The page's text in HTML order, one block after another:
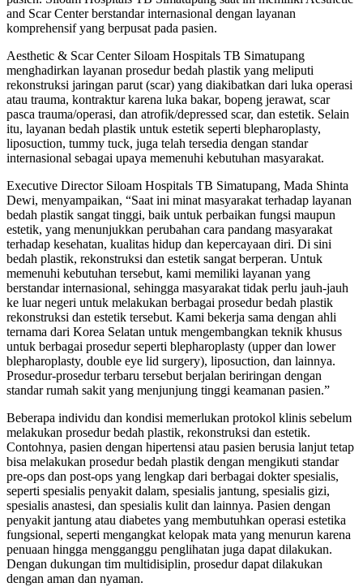
and Scar Center berstandar internasional dengan layanan
komprehensif yang berpusat pada pasien.
Aesthetic & Scar Center Siloam Hospitals TB Simatupang
menghadirkan layanan prosedur bedah plastik yang meliputi
rekonstruksi jaringan parut (scar) yang diakibatkan dari luka operasi
atau trauma, kontraktur karena luka bakar, bopeng jerawat, scar
pasca trauma/operasi, dan atrofik/depressed scar, dan estetik. Selain
itu, layanan bedah plastik untuk estetik seperti blepharoplasty,
liposuction, tummy tuck, juga telah tersedia dengan standar
internasional sebagai upaya memenuhi kebutuhan masyarakat.
Executive Director Siloam Hospitals TB Simatupang, Mada Shinta
Dewi, menyampaikan, “Saat ini minat masyarakat terhadap layanan
bedah plastik sangat tinggi, baik untuk perbaikan fungsi maupun
estetik, yang menunjukkan perubahan cara pandang masyarakat
terhadap kesehatan, kualitas hidup dan kepercayaan diri. Di sini
bedah plastik, rekonstruksi dan estetik sangat berperan. Untuk
memenuhi kebutuhan tersebut, kami memiliki layanan yang
berstandar internasional, sehingga masyarakat tidak perlu jauh-jauh
ke luar negeri untuk melakukan berbagai prosedur bedah plastik
rekonstruksi dan estetik tersebut. Kami bekerja sama dengan ahli
ternama dari Korea Selatan untuk mengembangkan teknik khusus
untuk berbagai prosedur seperti blepharoplasty (upper dan lower
blepharoplasty, double eye lid surgery), liposuction, dan lainnya.
Prosedur-prosedur terbaru tersebut berjalan beriringan dengan
standar rumah sakit yang menjunjung tinggi keamanan pasien.”
Beberapa individu dan kondisi memerlukan protokol klinis sebelum
melakukan prosedur bedah plastik, rekonstruksi dan estetik.
Contohnya, pasien dengan hipertensi atau pasien berusia lanjut tetap
bisa melakukan prosedur bedah plastik dengan mengikuti standar
pre-ops dan post-ops yang lengkap dari berbagai dokter spesialis,
seperti spesialis penyakit dalam, spesialis jantung, spesialis gizi,
spesialis anastesi, dan spesialis kulit dan lainnya. Pasien dengan
penyakit jantung atau diabetes yang membutuhkan operasi estetika
fungsional, seperti mengangkat kelopak mata yang menurun karena
penuaan hingga mengganggu penglihatan juga dapat dilakukan.
Dengan dukungan tim multidisiplin, prosedur dapat dilakukan
dengan aman dan nyaman.